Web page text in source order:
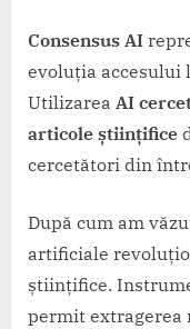
Consensus AI
evoluția
Utilizarea AI
articole științifice
cercetători din
După cum am
artificiale
științifice.
permit extragerea